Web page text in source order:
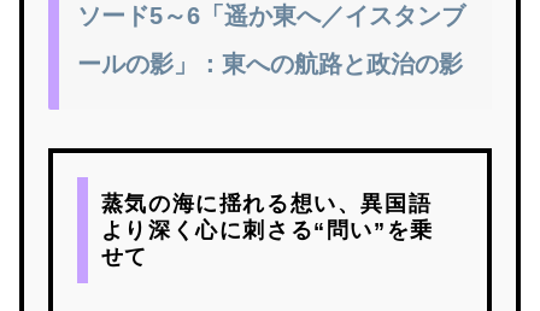
ソード5～6「遥か東へ／イスタンブ
ールの影」：東への航路と政治の影
蒸気の海に揺れる想い、異国語
より深く心に刺さる“問い”を乗
せて